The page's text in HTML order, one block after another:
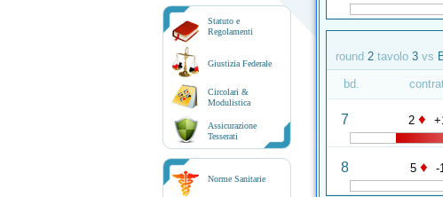
Statuto e
Regolamenti
Giustizia Federale
Circolari &
Modulistica
Assicurazione
Tesserati
Norme Sanitarie
round 2 tavolo 3 vs
bd.
7 2 ♦
8 5 ♦ -